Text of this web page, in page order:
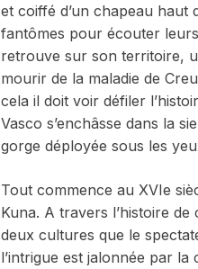
et coiffé d’un chapeau haut
fantômes pour écouter
retrouve sur son territoire,
mourir de la maladie de
cela il doit voir défiler
Vasco s’enchâsse dans la
gorge déployée sous les
Tout commence au XVIe
Kuna. A travers l’histoire
deux cultures que le
l’intrigue est jalonnée par